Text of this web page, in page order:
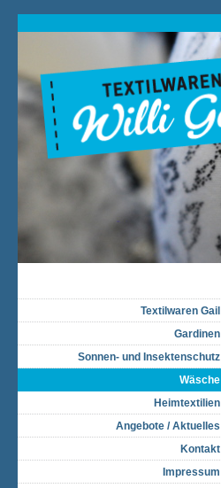
Textilwaren Gail
Gardinen
Sonnen- und Insektenschutz
Wäsche
Heimtextilien
Angebote / Aktuelles
Kontakt
Impressum